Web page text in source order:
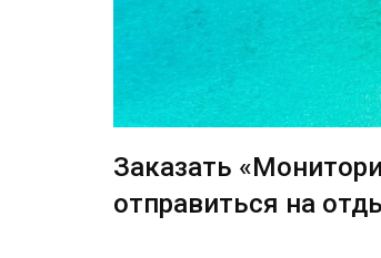
Заказать
отправиться на